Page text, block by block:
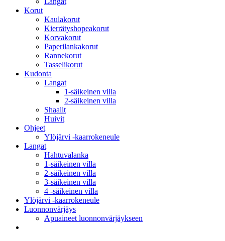
Korut
Kaulakorut
Kierrätyshopeakorut
Korvakorut
Paperilankakorut
Rannekorut
Tasselikorut
Kudonta
Langat
1-säikeinen villa
2-säikeinen villa
Shaalit
Huivit
Ohjeet
Ylöjärvi -kaarrokeneule
Langat
Hahtuvalanka
1-säikeinen villa
2-säikeinen villa
3-säikeinen villa
4 -säikeinen villa
Ylöjärvi -kaarrokeneule
Luonnonvärjäys
Apuaineet luonnonvärjäykseen